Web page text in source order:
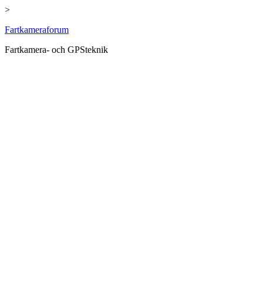
>
Hoppa
innehåll
Fartkameraforum
Fartkamera- och GPSteknik